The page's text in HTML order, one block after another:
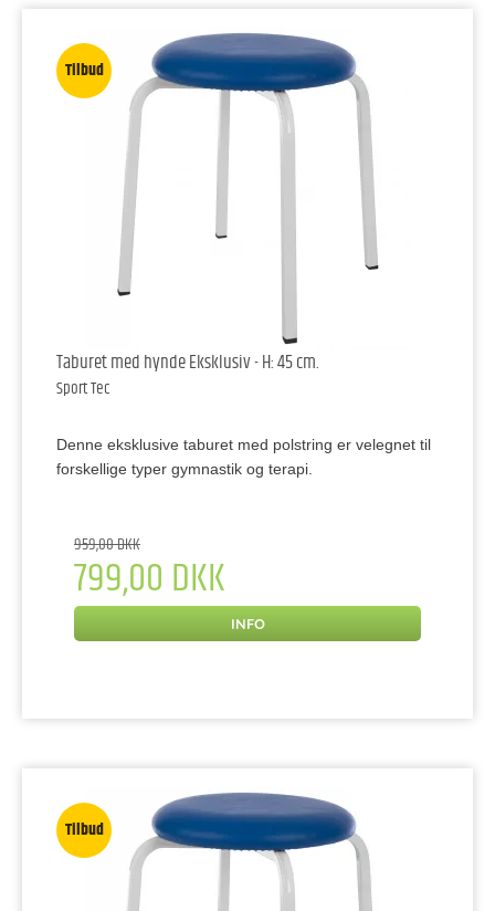
Tilbud
Taburet med hynde Eksklusiv - H: 45 cm.
Sport Tec
Denne eksklusive taburet med polstring er velegnet til
forskellige typer gymnastik og terapi.
959,00 DKK
799,00 DKK
INFO
Tilbud